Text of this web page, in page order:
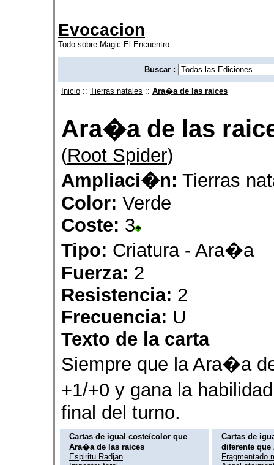
Evocacion
Todo sobre Magic El Encuentro
Buscar :
Inicio :: Tierras natales :: Ara�a de las raices
Ara�a de las
(Root Spider)
Ampliaci�n: Tierras
Color: Verde
Coste: 3
Tipo: Criatura - Ara�a
Fuerza: 2
Resistencia: 2
Frecuencia: U
Texto de la carta
Siempre que la Ara�a
+1/+0 y gana la
final del turno.
Cartas de igual coste/color que
Ara�a de las raices
Espiritu Radjan
Cartas de
diferente
Fragmentado